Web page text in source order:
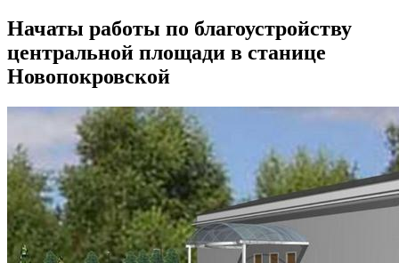
Начаты работы по благоустройству
центральной площади в станице
Новопокровской